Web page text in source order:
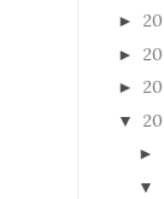
►
►
►
▼
►
▼